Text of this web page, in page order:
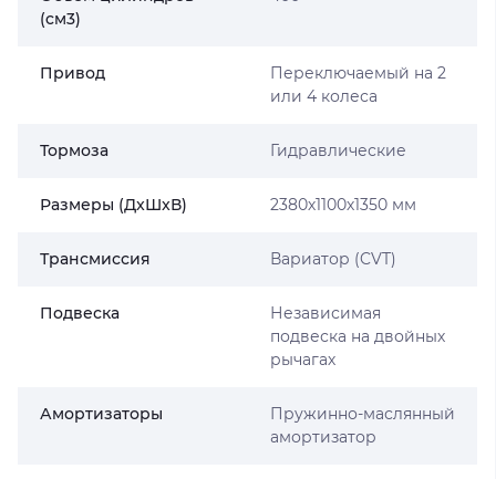
(cм3)
Привод
Переключаемый на 2
или 4 колеса
Тормоза Гидравлические
Размеры (ДxШxВ) 2380х1100х1350 мм
Трансмиссия Вариатор (CVT)
Подвеска
Независимая
подвеска на двойных
рычагах
Амортизаторы
Пружинно-маслянный
амортизатор